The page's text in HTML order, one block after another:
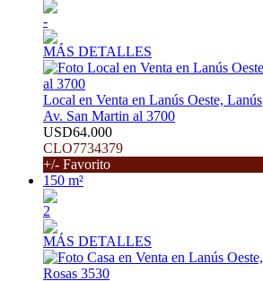
-
MÁS DETALLES
Local en Venta en Lanús Oeste, Lanús
Av. San Martin al 3700
USD64.000
CLO7734379
+/- Favorito
150 m²
2
MÁS DETALLES